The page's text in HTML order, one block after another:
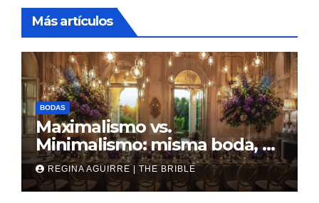
Más artículos
BODAS
Maximalismo vs.
Minimalismo: misma boda, al
revés
REGINA AGUIRRE | THE BRIBLE